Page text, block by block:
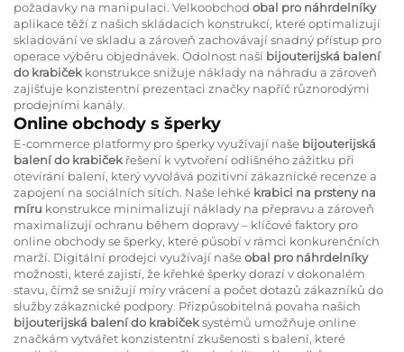
požadavky na manipulaci. Velkoobchod obal pro náhrdelníky
aplikace těží z našich skládacích konstrukcí, které optimalizují
skladování ve skladu a zároveň zachovávají snadný přístup pro
operace výběru objednávek. Odolnost naší bijouterijská balení
do krabiček konstrukce snižuje náklady na náhradu a zároveň
zajišťuje konzistentní prezentaci značky napříč různorodými
prodejními kanály.
Online obchody s šperky
E-commerce platformy pro šperky využívají naše bijouterijská
balení do krabiček řešení k vytvoření odlišného zážitku při
otevírání balení, který vyvolává pozitivní zákaznické recenze a
zapojení na sociálních sítích. Naše lehké krabici na prsteny na
míru konstrukce minimalizují náklady na přepravu a zároveň
maximalizují ochranu během dopravy – klíčové faktory pro
online obchody se šperky, které působí v rámci konkurenčních
marží. Digitální prodejci využívají našeobal pro náhrdelníky
možnosti, které zajistí, že křehké šperky dorazí v dokonalém
stavu, čímž se snižují míry vrácení a počet dotazů zákazníků do
služby zákaznické podpory. Přizpůsobitelná povaha našich
bijouterijská balení do krabičeksystémů umožňuje online
značkám vytvářet konzistentní zkušenosti s balení, které